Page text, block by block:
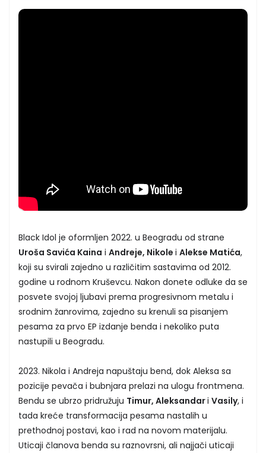
Black Idol je oformljen 2022. u Beogradu od strane
Uroša Savića Kaina i Andreje, Nikole i Alekse Matića,
koji su svirali zajedno u različitim sastavima od 2012.
godine u rodnom Kruševcu. Nakon donete odluke da se
posvete svojoj ljubavi prema progresivnom metalu i
srodnim žanrovima, zajedno su krenuli sa pisanjem
pesama za prvo EP izdanje benda i nekoliko puta
nastupili u Beogradu.
2023. Nikola i Andreja napuštaju bend, dok Aleksa sa
pozicije pevača i bubnjara prelazi na ulogu frontmena.
Bendu se ubrzo pridružuju Timur, Aleksandari Vasily, i
tada kreće transformacija pesama nastalih u
prethodnoj postavi, kao i rad na novom materijalu.
Uticaji članova benda su raznovrsni, ali najjači uticaji